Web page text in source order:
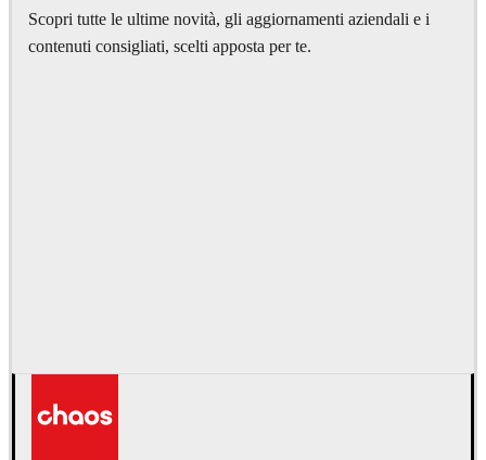
Scopri tutte le ultime novità, gli aggiornamenti aziendali e i
contenuti consigliati, scelti apposta per te.